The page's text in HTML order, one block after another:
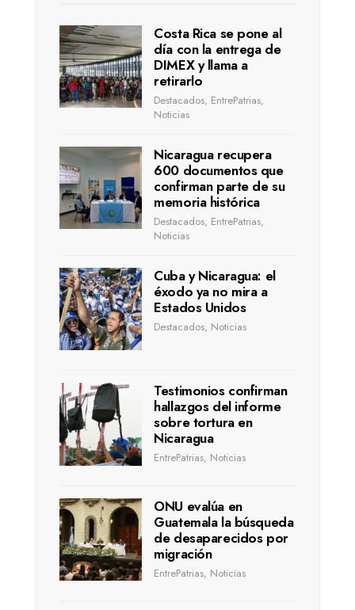
Costa Rica se pone al
día con la entrega de
DIMEX y llama a
retirarlo
Destacados, EntrePatrias,
Noticias
Nicaragua recupera
600 documentos que
confirman parte de su
memoria histórica
Destacados, EntrePatrias,
Noticias
Cuba y Nicaragua: el
éxodo ya no mira a
Estados Unidos
Destacados, Noticias
Testimonios confirman
hallazgos del informe
sobre tortura en
Nicaragua
EntrePatrias, Noticias
ONU evalúa en
Guatemala la búsqueda
de desaparecidos por
migración
EntrePatrias, Noticias